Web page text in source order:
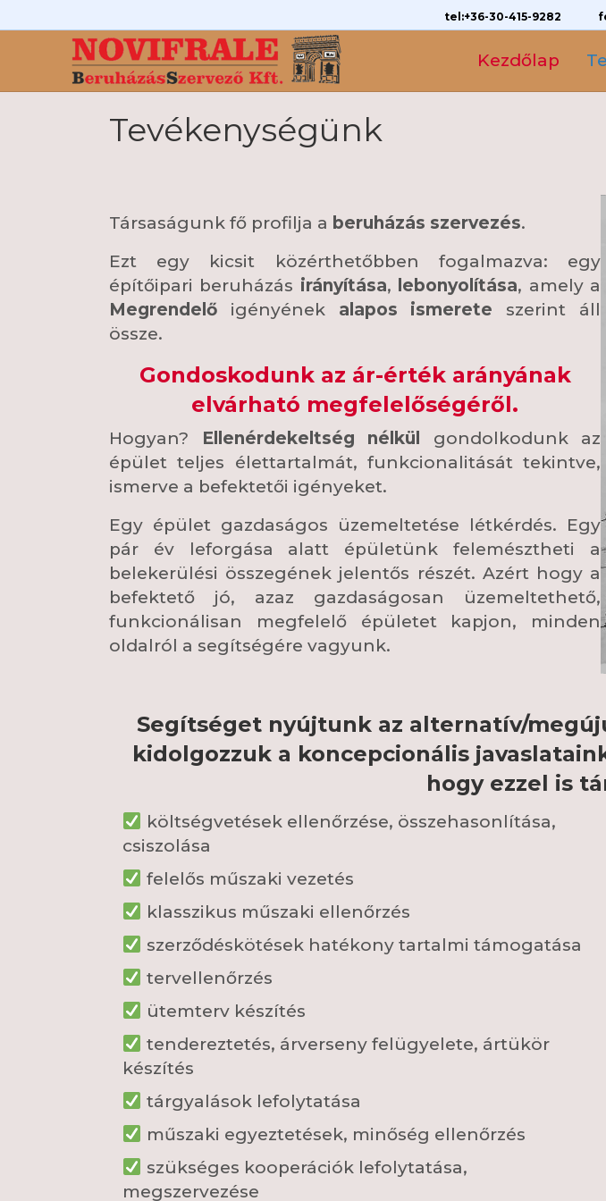
tel:+36-30-415-9282
Kezdőlap
Tevékenységünk
Társaságunk fő profilja a beruházás szervezés.
Ezt egy kicsit közérthetőbben fogalmazva: egy
építőipari beruházás irányítása, lebonyolítása, amely a
Megrendelő igényének alapos ismerete szerint áll
össze.
Gondoskodunk az ár-érték arányának
elvárható megfelelőségéről.
Hogyan? Ellenérdekeltség nélkül
gondolkodunk az
épület teljes élettartalmát, funkcionalitását tekintve,
ismerve a befektetői igényeket.
Egy épület gazdaságos üzemeltetése létkérdés. Egy
pár év leforgása alatt épületünk felemésztheti a
belekerülési összegének jelentős részét. Azért hogy a
befektető jó, azaz gazdaságosan üzemeltethető,
funkcionálisan megfelelő épületet kapjon, minden
oldalról a segítségére vagyunk.
Segítséget nyújtunk az alternatív/
kidolgozzuk a koncepcionális
hogy ezzel is
költségvetések ellenőrzése, összehasonlítása,
csiszolása
felelős műszaki vezetés
klasszikus műszaki ellenőrzés
szerződéskötések hatékony tartalmi támogatása
tervellenőrzés
ütemterv készítés
tendereztetés, árverseny felügyelete, ártükör
készítés
tárgyalások lefolytatása
műszaki egyeztetések, minőség ellenőrzés
szükséges kooperációk lefolytatása,
megszervezése